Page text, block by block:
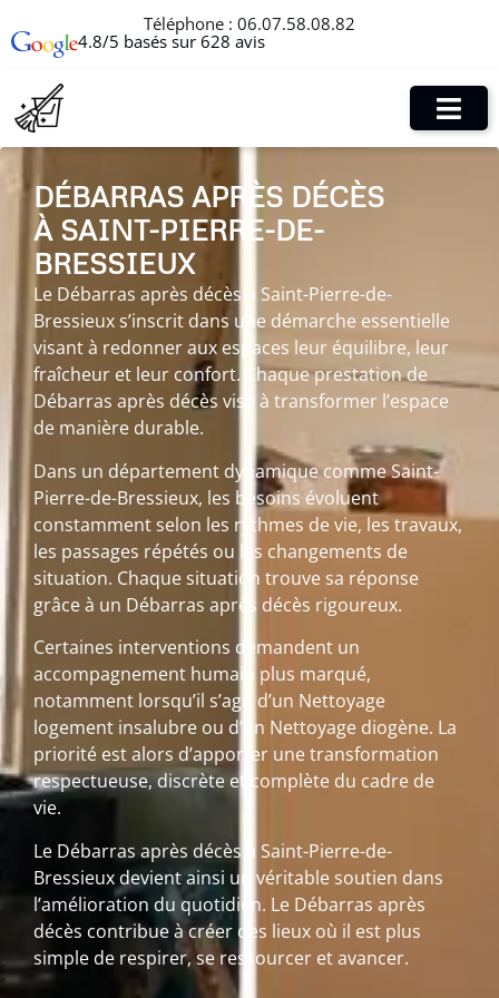
Téléphone : 06.07.58.08.82
4.8/5 basés sur 628 avis
DÉBARRAS APRÈS DÉCÈS
À SAINT-PIERRE-DE-
BRESSIEUX
Le Débarras après décès à Saint-Pierre-de-
Bressieux s’inscrit dans une démarche essentielle
visant à redonner aux espaces leur équilibre, leur
fraîcheur et leur confort. Chaque prestation de
Débarras après décès vise à transformer l’espace
de manière durable.
Dans un département dynamique comme Saint-
Pierre-de-Bressieux, les besoins évoluent
constamment selon les rythmes de vie, les travaux,
les passages répétés ou les changements de
situation. Chaque situation trouve sa réponse
grâce à un Débarras après décès rigoureux.
Certaines interventions demandent un
accompagnement humain plus marqué,
notamment lorsqu’il s’agit d’un Nettoyage
logement insalubre ou d’un Nettoyage diogène. La
priorité est alors d’apporter une transformation
respectueuse, discrète et complète du cadre de
vie.
Le Débarras après décès à Saint-Pierre-de-
Bressieux devient ainsi un véritable soutien dans
l’amélioration du quotidien. Le Débarras après
décès contribue à créer des lieux où il est plus
simple de respirer, se ressourcer et avancer.